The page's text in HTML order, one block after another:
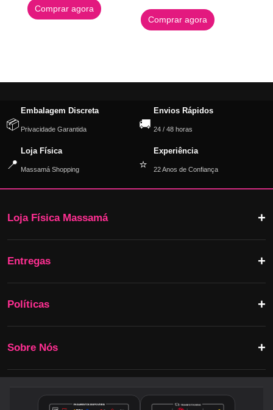
Comprar agora
Comprar agora
📦
Embalagem Discreta
Privacidade Garantida 🚚
Envios Rápidos
24 / 48 horas
📍
Loja Física
Massamá Shopping ⭐
Experiência
22 Anos de Confiança
Loja Física Massamá
Entregas
Políticas
Sobre Nós